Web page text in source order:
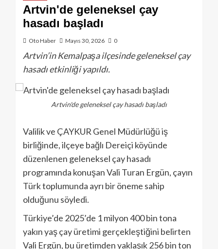
Artvin'de geleneksel çay
hasadı başladı
Oto Haber Mayıs 30, 2026 0
Artvin’in Kemalpaşa ilçesinde geleneksel çay
hasadı etkinliği yapıldı.
Artvin'de geleneksel çay hasadı başladı
Valilik ve ÇAYKUR Genel Müdürlüğü iş
birliğinde, ilçeye bağlı Dereiçi köyünde
düzenlenen geleneksel çay hasadı
programında konuşan Vali Turan Ergün, çayın
Türk toplumunda ayrı bir öneme sahip
olduğunu söyledi.
Türkiye’de 2025’de 1 milyon 400 bin tona
yakın yaş çay üretimi gerçekleştiğini belirten
Vali Ergün, bu üretimden yaklaşık 256 bin ton